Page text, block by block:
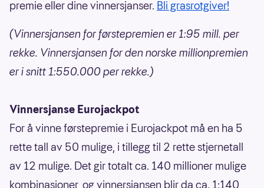
premie eller dine vinnersjanser. Bli grasrotgiver!
(Vinnersjansen for førstepremien er 1:95 mill. per
rekke. Vinnersjansen for den norske millionpremien
er i snitt 1:550.000 per rekke.)
Vinnersjanse Eurojackpot
For å vinne førstepremie i Eurojackpot må en ha 5
rette tall av 50 mulige, i tillegg til 2 rette stjernetall
av 12 mulige. Det gir totalt ca. 140 millioner mulige
kombinasjoner, og vinnersjansen blir da ca. 1:140